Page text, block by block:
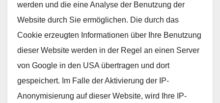
werden und die eine Analyse der Benutzung der
Website durch Sie ermöglichen. Die durch das
Cookie erzeugten Informationen über Ihre Benutzung
dieser Website werden in der Regel an einen Server
von Google in den USA übertragen und dort
gespeichert. Im Falle der Aktivierung der IP-
Anonymisierung auf dieser Website, wird Ihre IP-